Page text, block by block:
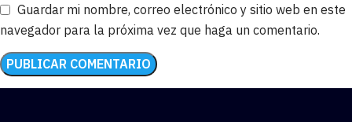
Guardar mi nombre, correo electrónico y sitio web en este
navegador para la próxima vez que haga un comentario.